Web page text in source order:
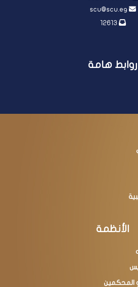
روابط هامة
الأنظمة
المحكمين